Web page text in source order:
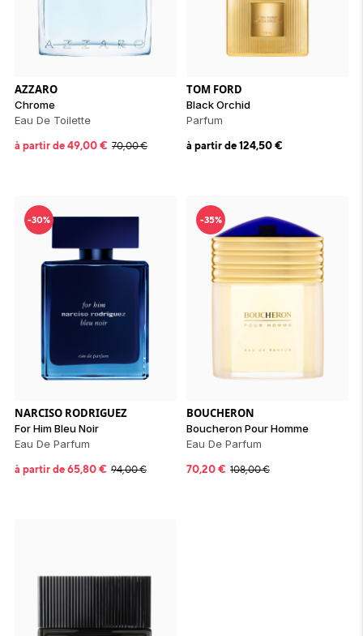
AZZARO
Chrome
Eau De Toilette
à partir de49,00€ 70,00€
TOM FORD
Black Orchid
Parfum
à partir de124,50€
-30%
NARCISO RODRIGUEZ
For Him Bleu Noir
Eau De Parfum
à partir de65,80€ 94,00€
-35%
BOUCHERON
Boucheron Pour Homme
Eau De Parfum
70,20€ 108,00€